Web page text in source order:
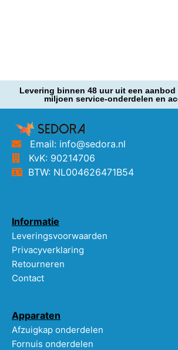
Levering binnen 48 uur uit een aanbod
miljoen service-onderdelen en
Email: info@sedora.nl
KvK: 90214706
BTW: NL004626471B54
Informatie
Leveringsvoorwaarden
Privacyverklaring
Retourneren
Contact
Apparaten
Afzuigkap onderdelen
Fornuis onderdelen